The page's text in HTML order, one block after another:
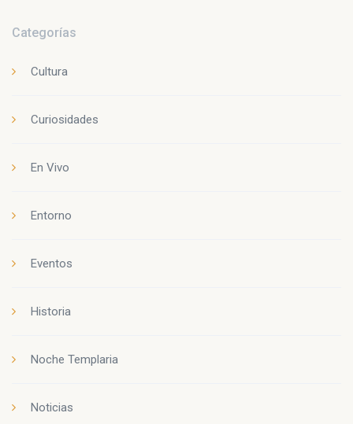
Categorías
Cultura
Curiosidades
En Vivo
Entorno
Eventos
Historia
Noche Templaria
Noticias